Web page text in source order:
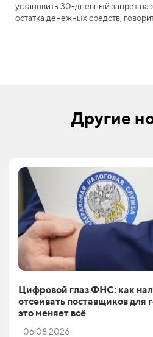
установить 30-дневный запрет на
остатка денежных средств,
Другие
Цифровой глаз ФНС: как
отсеивать поставщиков для
это меняет всё
06.08.2026